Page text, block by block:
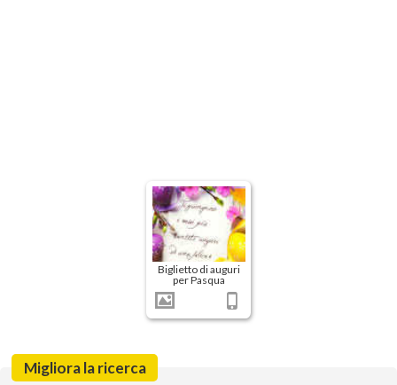
Biglietto di auguri
per Pasqua
Migliora la ricerca